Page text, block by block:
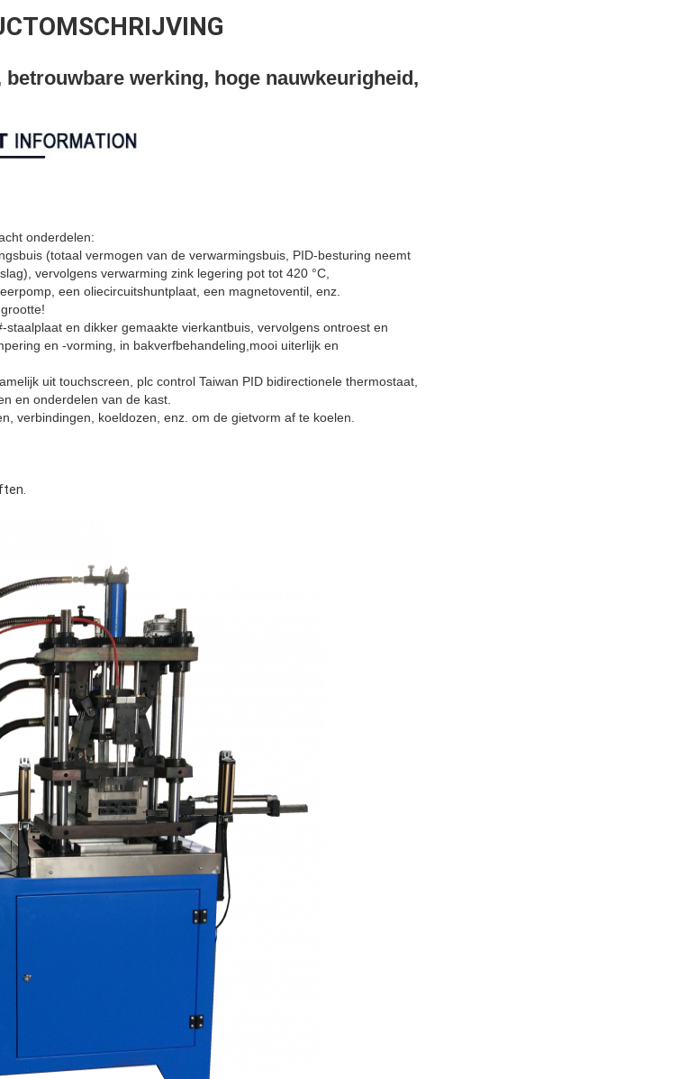
werking, hoge nauwkeurigheid,
onderdelen:
(totaal vermogen van de verwarmingsbuis, PID-besturing neemt
vervolgens verwarming zink legering pot tot 420 °C,
een oliecircuitshuntplaat, een magnetoventil, enz.
en dikker gemaakte vierkantbuis, vervolgens ontroest en
en -vorming, in bakverfbehandeling,mooi uiterlijk en
uit touchscreen, plc control Taiwan PID bidirectionele thermostaat,
en onderdelen van de kast.
verbindingen, koeldozen, enz. om de gietvorm af te koelen.